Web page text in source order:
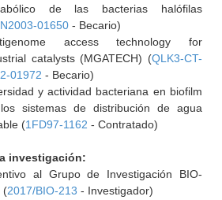
de las bacterias halófilas
01650- Becario)
access technology for
catalysts (MGATECH) (QLK3-CT-
01972 - Becario)
y actividad bacteriana en biofilm
sistemas de distribución de agua
(1FD97-1162 - Contratado)
investigación:
al Grupo de Investigación BIO-
(2017/BIO-213 - Investigador)